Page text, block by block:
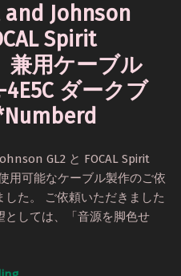
Johnson
Spirit
用ケーブル
ダークブ
GL2 と FOCAL Spirit
用可能なケーブル製作のご依
した。 ご依頼いただきました
としては、「音源を脚色せ